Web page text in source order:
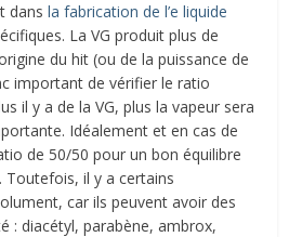
dansla fabrication de l’e liquide
La VG produit plus de
du hit (ou de la puissance de
important de vérifier le ratio
il y a de la VG, plus la vapeur sera
Idéalement et en cas de
de 50/50 pour un bon équilibre
Toutefois, il y a certains
car ils peuvent avoir des
: diacétyl, parabène, ambrox,